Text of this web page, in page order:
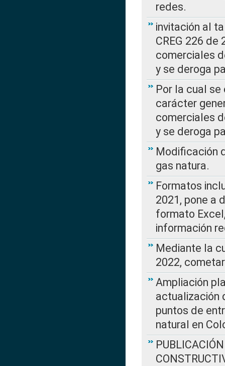
redes.
invitación al
CREG 226
comerciales
y se deroga
Por la cual
carácter
comerciales
y se deroga
Modificación
gas natura.
Formatos
2021, pone a
formato
información
Mediante la
2022,
Ampliación
actualización
puntos de
natural en